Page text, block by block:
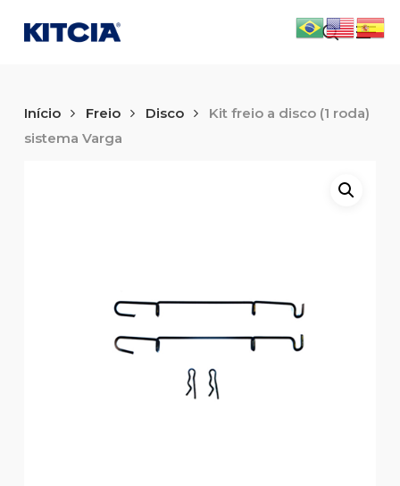
main
search
Início Freio Disco
Kit freio a disco (1 roda)
sistema Varga